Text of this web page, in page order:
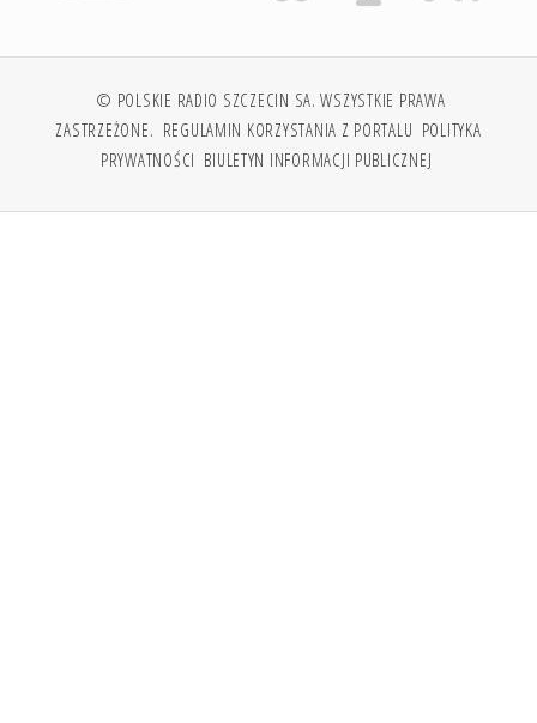
© POLSKIE RADIO SZCZECIN SA. WSZYSTKIE PRAWA
ZASTRZEŻONE. REGULAMIN KORZYSTANIA Z PORTALU POLITYKA
PRYWATNOŚCI BIULETYN INFORMACJI PUBLICZNEJ